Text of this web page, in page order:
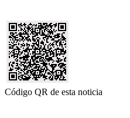
Código QR de esta noticia